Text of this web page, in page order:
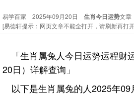
2026年化太岁锦囊属马、鼠、牛、龙、
订！！
2025-10-01
易德轩首席风水大师铁笔居士简介！！
易学百家 2025年09月20日 生肖今日运势文章
[易德轩提示：网页文章不能全打开，请刷新再打
「生肖属兔人今日运势运程财
20日）详解查询」
以下是生肖属兔的人2025年09